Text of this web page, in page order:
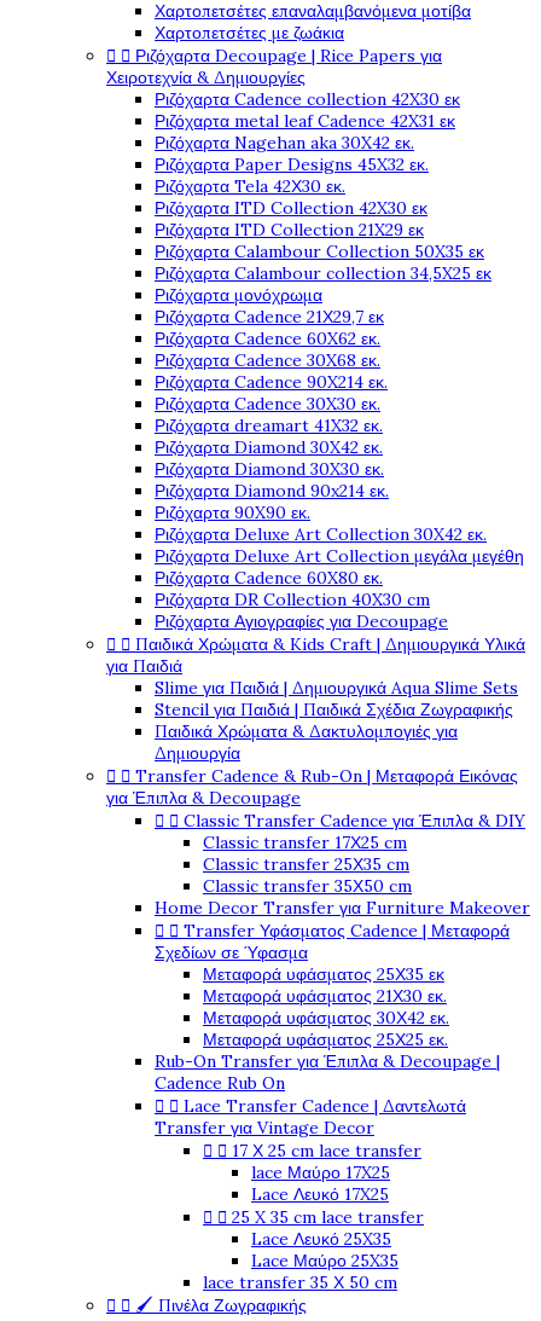
Χαρτοπετσέτες επαναλαμβανόμενα μοτίβα
Χαρτοπετσέτες με ζωάκια
  Ριζόχαρτα Decoupage | Rice Papers για
Χειροτεχνία & Δημιουργίες
Ριζόχαρτα Cadence collection 42X30 εκ
Ριζόχαρτα metal leaf Cadence 42X31 εκ
Ριζόχαρτα Nagehan aka 30X42 εκ.
Ριζόχαρτα Paper Designs 45X32 εκ.
Ριζόχαρτα Tela 42Χ30 εκ.
Ριζόχαρτα ITD Collection 42X30 εκ
Ριζόχαρτα ITD Collection 21X29 εκ
Ριζόχαρτα Calambour Collection 50X35 εκ
Ριζόχαρτα Calambour collection 34,5X25 εκ
Ριζόχαρτα μονόχρωμα
Ριζόχαρτα Cadence 21Χ29,7 εκ
Ριζόχαρτα Cadence 60X62 εκ.
Ριζόχαρτα Cadence 30X68 εκ.
Ριζόχαρτα Cadence 90X214 εκ.
Ριζόχαρτα Cadence 30X30 εκ.
Ριζόχαρτα dreamart 41X32 εκ.
Ριζόχαρτα Diamond 30X42 εκ.
Ριζόχαρτα Diamond 30X30 εκ.
Ριζόχαρτα Diamond 90x214 εκ.
Ριζόχαρτα 90X90 εκ.
Ριζόχαρτα Deluxe Art Collection 30X42 εκ.
Ριζόχαρτα Deluxe Art Collection μεγάλα μεγέθη
Ριζόχαρτα Cadence 60X80 εκ.
Ριζόχαρτα DR Collection 40X30 cm
Ριζόχαρτα Αγιογραφίες για Decoupage
  Παιδικά Χρώματα & Kids Craft | Δημιουργικά Υλικά
για Παιδιά
Slime για Παιδιά | Δημιουργικά Aqua Slime Sets
Stencil για Παιδιά | Παιδικά Σχέδια Ζωγραφικής
Παιδικά Χρώματα & Δακτυλομπογιές για
Δημιουργία
  Transfer Cadence & Rub-On | Μεταφορά Εικόνας
για Έπιπλα & Decoupage
  Classic Transfer Cadence για Έπιπλα & DIY
Classic transfer 17Χ25 cm
Classic transfer 25Χ35 cm
Classic transfer 35Χ50 cm
Home Decor Transfer για Furniture Makeover
  Transfer Υφάσματος Cadence | Μεταφορά
Σχεδίων σε Ύφασμα
Μεταφορά υφάσματος 25Χ35 εκ
Μεταφορά υφάσματος 21Χ30 εκ.
Μεταφορά υφάσματος 30Χ42 εκ.
Μεταφορά υφάσματος 25Χ25 εκ.
Rub-On Transfer για Έπιπλα & Decoupage |
Cadence Rub On
  Lace Transfer Cadence | Δαντελωτά
Transfer για Vintage Decor
  17 Χ 25 cm lace transfer
lace Μαύρο 17X25
Lace Λευκό 17X25
  25 X 35 cm lace transfer
Lace Λευκό 25X35
Lace Μαύρο 25X35
lace transfer 35 Χ 50 cm
  🖌️ Πινέλα Ζωγραφικής